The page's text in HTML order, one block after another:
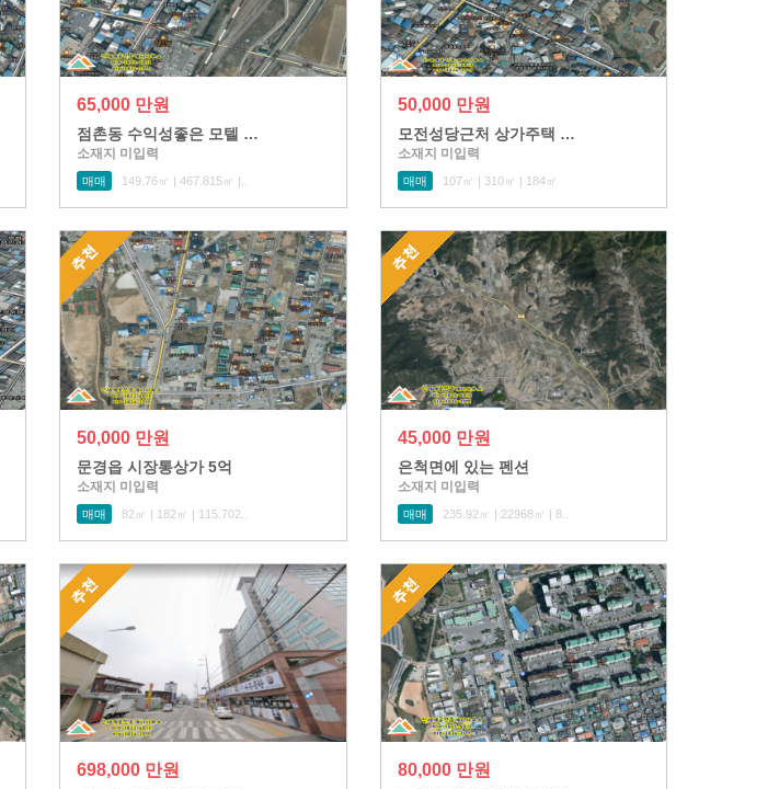
65,000 만원
점촌동 수익성좋은 모텔 …
소재지 미입력
매매 149.76㎡ | 467.815㎡ |..
50,000 만원
모전성당근처 상가주택 …
소재지 미입력
매매 107㎡ | 310㎡ | 184㎡
50,000 만원
문경읍 시장통상가 5억
소재지 미입력
매매 82㎡ | 182㎡ | 115.702..
45,000 만원
은척면에 있는 펜션
소재지 미입력
매매 235.92㎡ | 22968㎡ | 8..
698,000 만원 80,000 만원